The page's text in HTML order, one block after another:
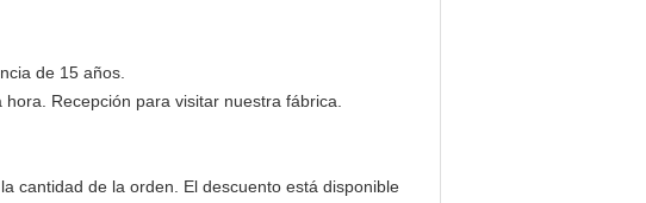
de 15 años.
Recepción para visitar nuestra fábrica.
cantidad de la orden. El descuento está disponible